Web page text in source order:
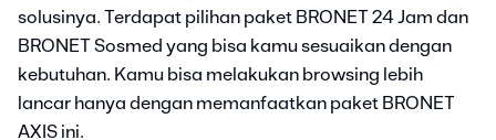
solusinya. Terdapat pilihan paket BRONET 24 Jam dan
BRONET Sosmed yang bisa kamu sesuaikan dengan
kebutuhan. Kamu bisa melakukan browsing lebih
lancar hanya dengan memanfaatkan paket BRONET
AXIS ini.